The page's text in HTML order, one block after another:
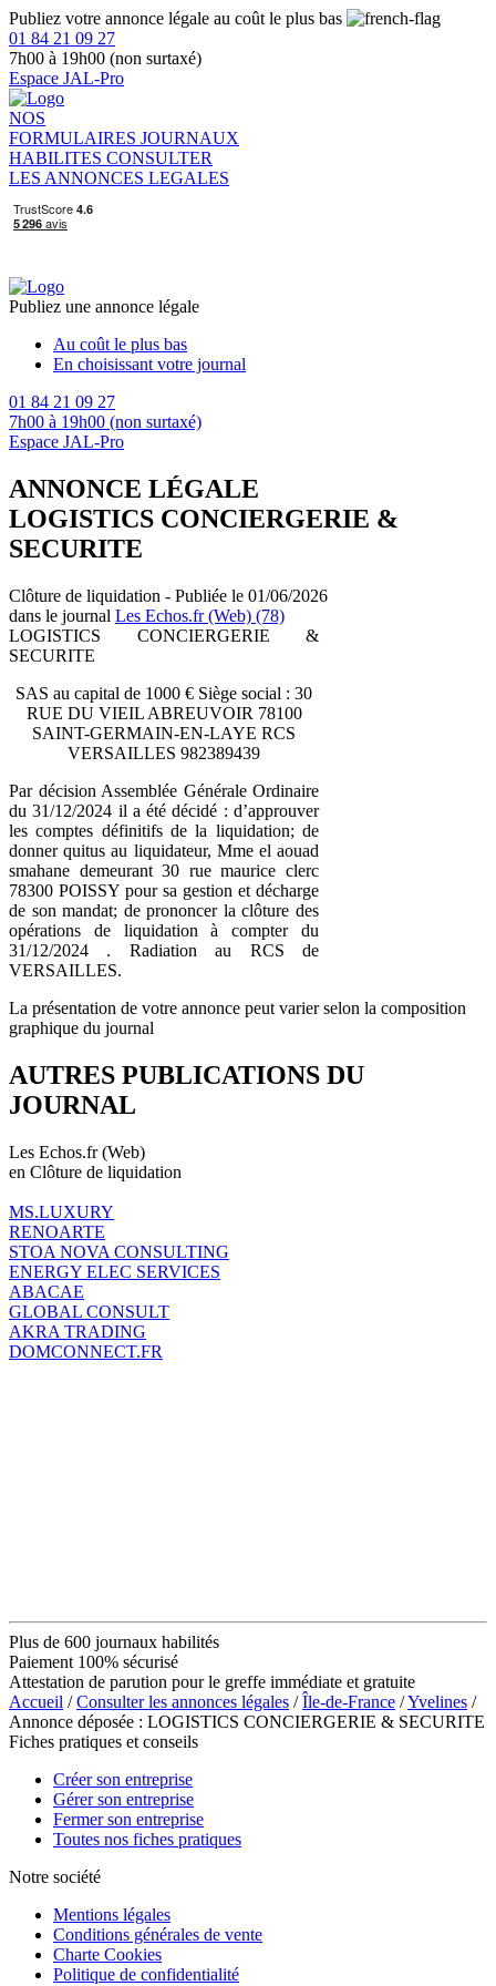
Publiez votre annonce légale au coût le plus bas
01 84 21 09 27
7h00 à 19h00 (non surtaxé)
Espace JAL-Pro
NOS
FORMULAIRES JOURNAUX
HABILITES CONSULTER
LES ANNONCES LEGALES
Publiez une annonce légale
Au coût le plus bas
En choisissant votre journal
01 84 21 09 27
7h00 à 19h00 (non surtaxé)
Espace JAL-Pro
ANNONCE LÉGALE
LOGISTICS CONCIERGERIE &
SECURITE
Clôture de liquidation - Publiée le 01/06/2026
dans le journal Les Echos.fr (Web) (78)
LOGISTICS CONCIERGERIE &
SECURITE
SAS au capital de 1000 € Siège social : 30
RUE DU VIEIL ABREUVOIR 78100
SAINT-GERMAIN-EN-LAYE RCS
VERSAILLES 982389439
Par décision Assemblée Générale Ordinaire
du 31/12/2024 il a été décidé : d’approuver
les comptes définitifs de la liquidation; de
donner quitus au liquidateur, Mme el aouad
smahane demeurant 30 rue maurice clerc
78300 POISSY pour sa gestion et décharge
de son mandat; de prononcer la clôture des
opérations de liquidation à compter du
31/12/2024 . Radiation au RCS de
VERSAILLES.
La présentation de votre annonce peut varier selon la composition
graphique du journal
AUTRES PUBLICATIONS DU
JOURNAL
Les Echos.fr (Web)
en Clôture de liquidation
MS.LUXURY
RENOARTE
STOA NOVA CONSULTING
ENERGY ELEC SERVICES
ABACAE
GLOBAL CONSULT
AKRA TRADING
DOMCONNECT.FR
Plus de 600 journaux habilités
Paiement 100% sécurisé
Attestation de parution pour le greffe immédiate et gratuite
Accueil /Consulter les annonces légales /Île-de-France /Yvelines /
Annonce déposée : LOGISTICS CONCIERGERIE & SECURITE
Fiches pratiques et conseils
Créer son entreprise
Gérer son entreprise
Fermer son entreprise
Toutes nos fiches pratiques
Notre société
Mentions légales
Conditions générales de vente
Charte Cookies
Politique de confidentialité